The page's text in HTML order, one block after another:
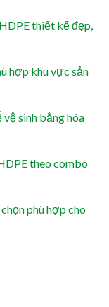
thiết kế đẹp,
hợp khu vực sản
vệ sinh bằng hóa
theo combo
phù hợp cho